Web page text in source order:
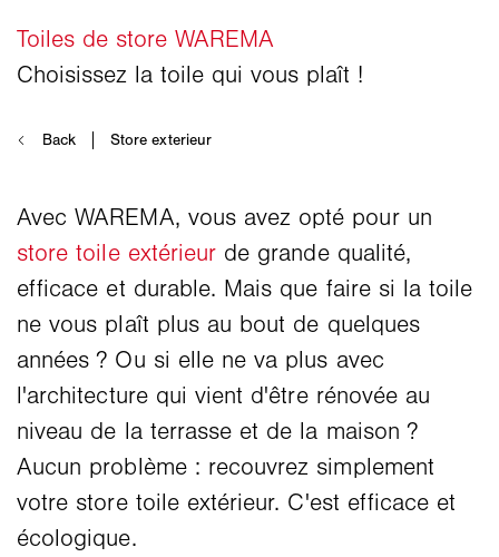
Avec WAREMA, vous avez opté pour un
store toile extérieur de grande qualité,
efficace et durable. Mais que faire si la toile
ne vous plaît plus au bout de quelques
années ? Ou si elle ne va plus avec
l'architecture qui vient d'être rénovée au
niveau de la terrasse et de la maison ?
Aucun problème : recouvrez simplement
votre store toile extérieur. C'est efficace et
écologique.